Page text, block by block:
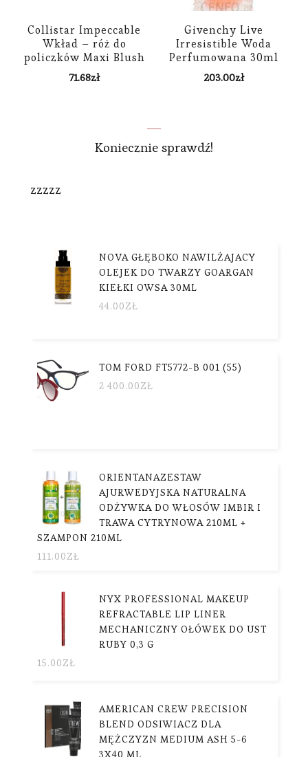
Collistar Impeccable
Wkład – róż do
policzków Maxi Blush
08 Henné
71.68zł
Givenchy Live
Irresistible Woda
Perfumowana 30ml
203.00zł
Koniecznie sprawdź!
zzzzz
NOVA GŁĘBOKO NAWILŻAJACY
OLEJEK DO TWARZY GOARGAN
KIEŁKI OWSA 30ML
44.00ZŁ
TOM FORD FT5772-B 001 (55)
2 400.00ZŁ
ORIENTANAZESTAW
AJURWEDYJSKA NATURALNA
ODŻYWKA DO WŁOSÓW IMBIR I
TRAWA CYTRYNOWA 210ML +
SZAMPON 210ML
111.00ZŁ
NYX PROFESSIONAL MAKEUP
REFRACTABLE LIP LINER
MECHANICZNY OŁÓWEK DO UST
RUBY 0,3 G
15.00ZŁ
AMERICAN CREW PRECISION
BLEND ODSIWIACZ DLA
MĘŻCZYZN MEDIUM ASH 5-6
3X40 ML